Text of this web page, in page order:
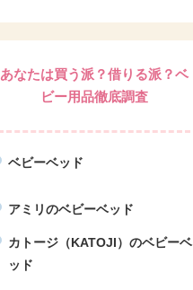
あなたは買う派？借りる派？ベ
ビー用品徹底調査
ベビーベッド
アミリのベビーベッド
カトージ（KATOJI）のベビーベ
ッド